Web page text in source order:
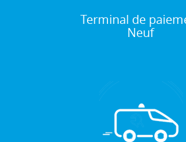
Terminal de
Neuf